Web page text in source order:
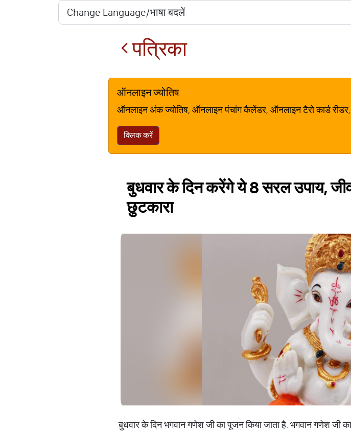
पत्रिका
ऑनलाइन ज्योतिष
ऑनलाइन अंक ज्योतिष, ऑनलाइन पंचांग कैलेंडर, ऑनलाइन टैरो कार्ड
क्लिक करें
बुधवार के दिन करेंगे ये 8 सरल उपाय,
छुटकारा
बुधवार के दिन भगवान गणेश जी का पूजन किया जाता है. भगवान गणेश जी